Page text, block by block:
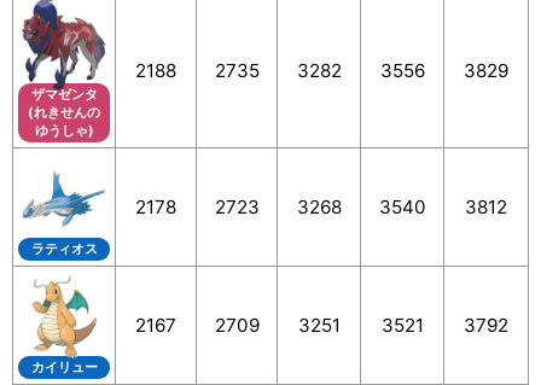
ザマゼンタ
(れきせんの
ゆうしゃ)
2188 2735 3282 3556 3829
ラティオス
2178 2723 3268 3540 3812
カイリュー
2167 2709 3251 3521 3792